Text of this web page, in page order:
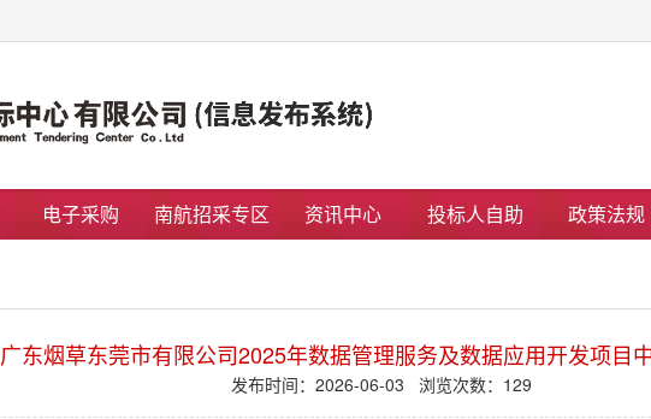
电子采购 南航招采专区 资讯中心 投标人自助 政策法规
广东烟草东莞市有限公司2025年数据管理服务及数据应用开发项目
发布时间：2026-06-03 浏览次数： 129